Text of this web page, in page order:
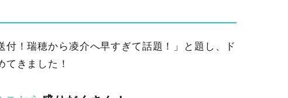
！瑞穂から凌介へ早すぎて話題！」と題し、ド
きました！